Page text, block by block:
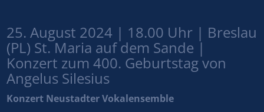
25. August 2024 | 18.00 Uhr | Breslau
(PL) St. Maria auf dem Sande |
Konzert zum 400. Geburtstag von
Angelus Silesius
Konzert Neustadter Vokalensemble